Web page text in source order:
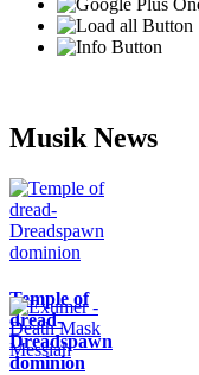
Musik News
Temple of
dread-
Dreadspawn
dominion